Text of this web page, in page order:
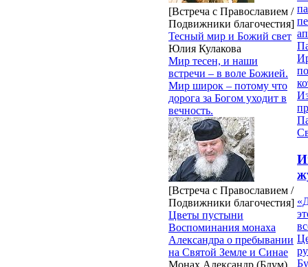
[Встреча с Православием /
Подвижники благочестия]
Тесный мир и Божий свет
Юлия Кулакова
Мир тесен, и наши
встречи – в воле Божией.
Мир широк – потому что
дорога за Богом уходит в
вечность.
[Встреча с Православием /
Подвижники благочестия]
Цветы пустыни
Воспоминания монаха
Александра о пребывании
на Святой Земле и Синае
Монах Александр (Блум)